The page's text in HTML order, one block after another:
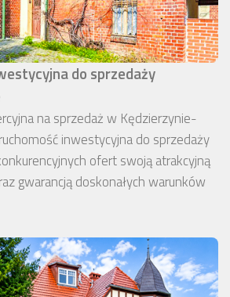
do sprzedaży
na sprzedaż w Kędzierzynie-
inwestycyjna do sprzedaży
ofert swoją atrakcyjną
gwarancją doskonałych warunków